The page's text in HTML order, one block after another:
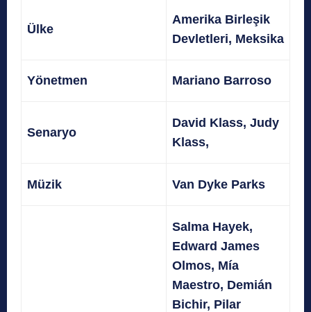
Ülke
Amerika Birleşik
Devletleri, Meksika
Yönetmen Mariano Barroso
Senaryo
David Klass, Judy
Klass,
Müzik Van Dyke Parks
Salma Hayek,
Edward James
Olmos, Mía
Maestro, Demián
Bichir, Pilar